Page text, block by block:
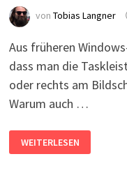
von Tobias Langner
Aus früheren
dass man die
oder rechts am
Warum auch …
11:
TASKLEISTE
WEITERLESEN